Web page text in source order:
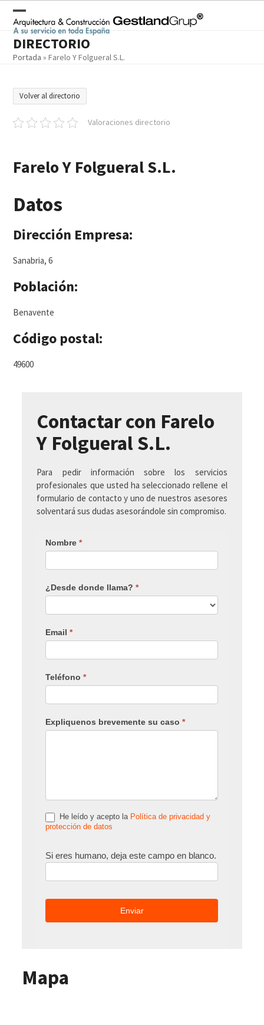
contentOpen
mobile
menu
Close
mobile
menu
DIRECTORIO
Portada »Farelo Y Folgueral S.L.
Volver al directorio
Valoraciones directorio
Farelo Y Folgueral S.L.
Datos
Dirección Empresa:
Sanabria, 6
Población:
Benavente
Código postal:
49600
Contactar con Farelo
Y Folgueral S.L.
Para pedir información sobre los servicios
profesionales que usted ha seleccionado rellene el
formulario de contacto y uno de nuestros asesores
solventará sus dudas asesorándole sin compromiso.
Nombre*
¿Desde donde llama?*
Email*
Teléfono*
Expliquenos brevemente su caso*
He leído y acepto la Política de privacidad y
protección de datos
Si eres humano, deja este campo en blanco.
Mapa